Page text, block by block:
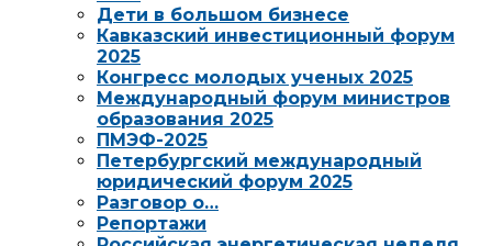
Дети в большом бизнесе
Кавказский инвестиционный форум
2025
Конгресс молодых ученых 2025
Международный форум министров
образования 2025
ПМЭФ-2025
Петербургский международный
юридический форум 2025
Разговор о…
Репортажи